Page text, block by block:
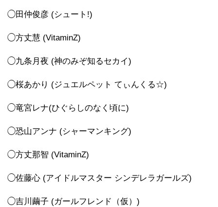
◯田仲俊彦 (シュート!)
◯方丈慧 (VitaminZ)
◯九条月夜 (神のみぞ知るセカイ)
◯桜あかり (ジュエルペット てぃんくる☆)
◯竜宮レナ(ひぐらしのなく頃に)
◯恐山アンナ (シャーマンキング)
◯方丈那智 (VitaminZ)
◯佐藤心 (アイドルマスター シンデレラガールズ)
◯吉川繭子 (ガールフレンド（仮）)